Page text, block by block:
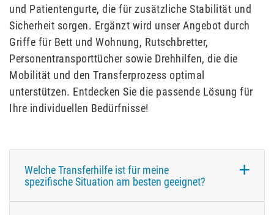
und Patientengurte, die für zusätzliche Stabilität und
Sicherheit sorgen. Ergänzt wird unser Angebot durch
Griffe für Bett und Wohnung, Rutschbretter,
Personentransporttücher sowie Drehhilfen, die die
Mobilität und den Transferprozess optimal
unterstützen. Entdecken Sie die passende Lösung für
Ihre individuellen Bedürfnisse!
Welche Transferhilfe ist für meine
spezifische Situation am besten geeignet?